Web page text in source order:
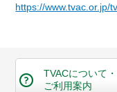
https://www.tvac.or.jp/
TVACについて・
ご利用案内